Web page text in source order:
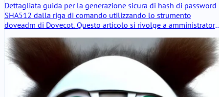
Dettagliata guida per la generazione sicura di hash di password
SHA512 dalla riga di comando utilizzando lo strumento
doveadm di Dovecot. Questo articolo si rivolge a amministratori